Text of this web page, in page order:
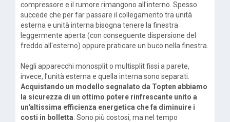
compressore e il rumore rimangono all'interno. Spesso
succede che per far passare il collegamento tra unità
esterna e unità interna bisogna tenere la finestra
leggermente aperta (con conseguente dispersione del
freddo all'esterno) oppure praticare un buco nella finestra.
Negli apparecchi monosplit o multisplit fissi a parete,
invece, l’unità esterna e quella interna sono separati.
Acquistando un modello segnalato da Topten abbiamo
la sicurezza di un ottimo potere rinfrescante unito a
un'altissima efficienza energetica che fa diminuire i
costi in bolletta . Sono più costosi, ma nel tempo